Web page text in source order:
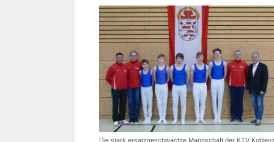
Die stark ersatzgeschwächte Mannschaft der KTV Koblenz